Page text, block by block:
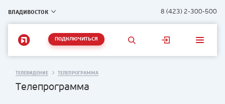
ВЛАДИВОСТОК 8 (423) 2-300-500
ПОДКЛЮЧИТЬСЯ
ТЕЛЕВИДЕНИЕ ТЕЛЕПРОГРАММА
Телепрограмма